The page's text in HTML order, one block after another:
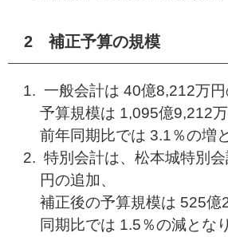
2 補正予算の規模
一般会計は 40億8,212万
予算規模は 1,095億9,212万
前年同期比では 3.1％の増
特別会計は、松本城特別
円の追加、
補正後の予算規模は 525億
同期比では 1.5％の減とな